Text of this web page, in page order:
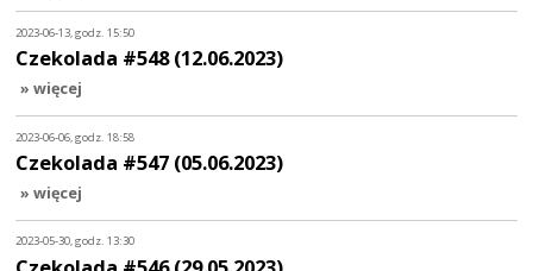
2023-06-13, godz. 15:50
Czekolada #548 (12.06.2023)
» więcej
2023-06-06, godz. 18:58
Czekolada #547 (05.06.2023)
» więcej
2023-05-30, godz. 13:30